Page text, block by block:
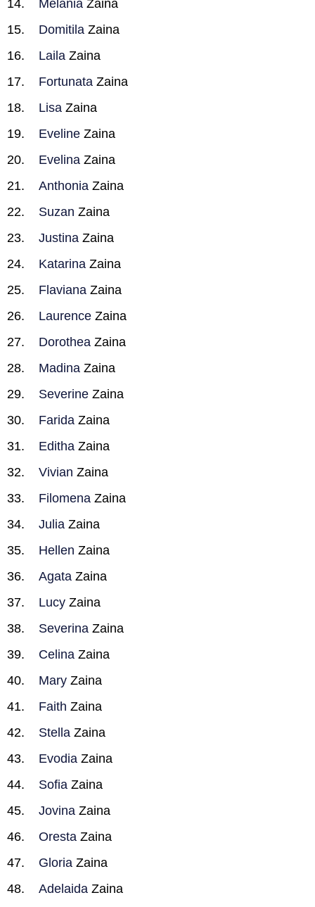
Melania Zaina
Domitila Zaina
Laila Zaina
Fortunata Zaina
Lisa Zaina
Eveline Zaina
Evelina Zaina
Anthonia Zaina
Suzan Zaina
Justina Zaina
Katarina Zaina
Flaviana Zaina
Laurence Zaina
Dorothea Zaina
Madina Zaina
Severine Zaina
Farida Zaina
Editha Zaina
Vivian Zaina
Filomena Zaina
Julia Zaina
Hellen Zaina
Agata Zaina
Lucy Zaina
Severina Zaina
Celina Zaina
Mary Zaina
Faith Zaina
Stella Zaina
Evodia Zaina
Sofia Zaina
Jovina Zaina
Oresta Zaina
Gloria Zaina
Adelaida Zaina